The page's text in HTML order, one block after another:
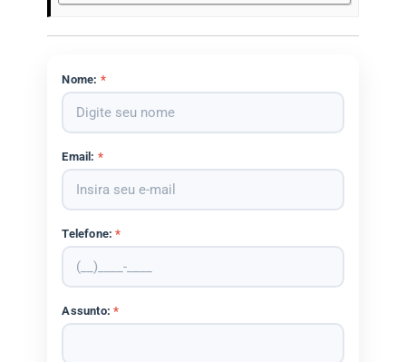
Nome: *
Email: *
Telefone:*
Assunto:*